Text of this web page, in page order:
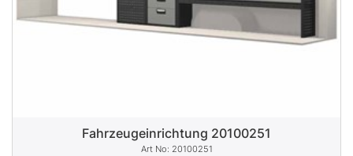
Fahrzeugeinrichtung 20100251
20100251